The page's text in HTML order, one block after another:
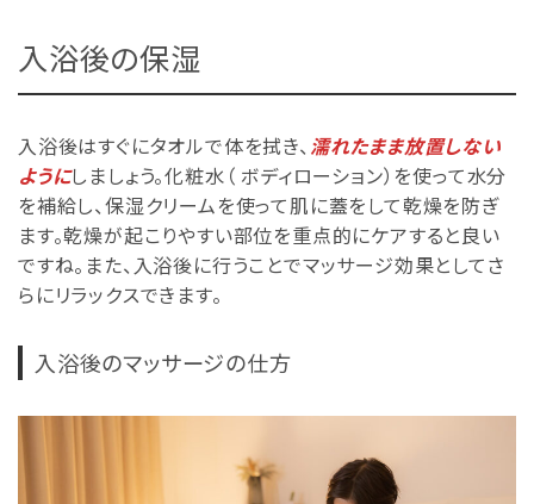
入浴後の保湿
入浴後はすぐにタオルで体を拭き、 濡れたまま放置しない
ようにしましょう。化粧水（ ボディローション）を使って水分
を補給し、保湿クリームを使って肌に蓋をして乾燥を防ぎ
ます。乾燥が起こりやすい部位を重点的にケアすると良い
ですね。また、入浴後に行うことでマッサージ効果としてさ
らにリラックスできます。
入浴後のマッサージの仕方